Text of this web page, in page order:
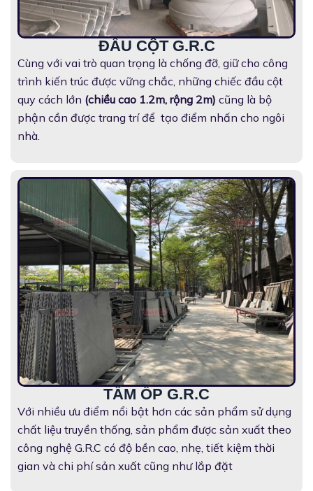
ĐẦU CỘT G.R.C
Cùng với vai trò quan trọng là chống đỡ, giữ cho công
trình kiến trúc được vững chắc, những chiếc đầu cột
quy cách lớn (chiều cao 1.2m, rộng 2m) cũng là bộ
phận cần được trang trí để tạo điểm nhấn cho ngôi
nhà.
TẤM ỐP G.R.C
Với nhiều ưu điểm nổi bật hơn các sản phẩm sử dụng
chất liệu truyền thống, sản phẩm được sản xuất theo
công nghệ G.R.C có độ bền cao, nhẹ, tiết kiệm thời
gian và chi phí sản xuất cũng như lắp đặt